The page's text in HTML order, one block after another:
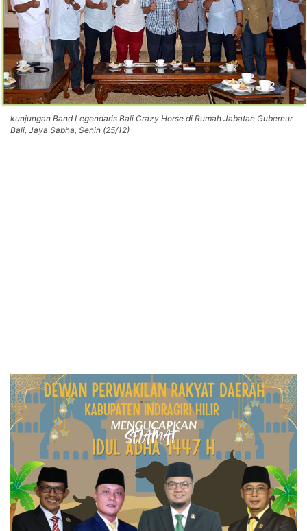
kunjungan Band Legendaris Bali Crazy Horse di Rumah Jabatan Gubernur
Bali, Jaya Sabha, Senin (25/12)